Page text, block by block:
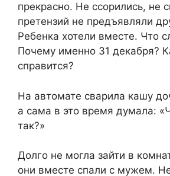
прекрасно. Не ссорились, не
претензий не предъявляли
Ребенка хотели вместе. Что
Почему именно 31 декабря?
справится?
На автомате сварила кашу
а сама в это время думала:
так?»
Долго не могла зайти в
они вместе спали с мужем.